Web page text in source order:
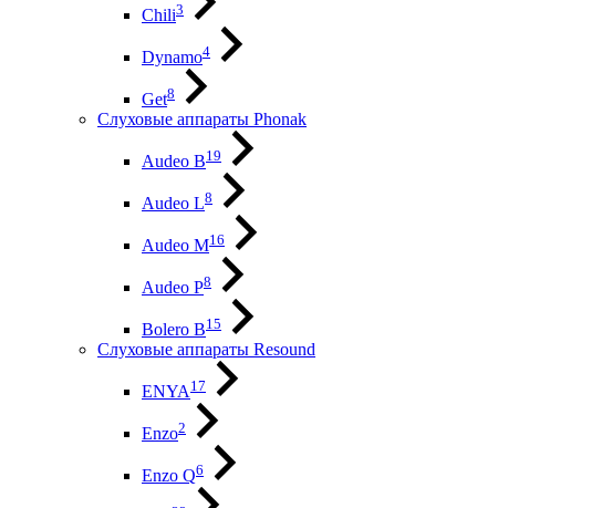
Chili3
Dynamo4
Get8
Слуховые аппараты Phonak
Audeo B19
Audeo L8
Audeo М16
Audeo P8
Bolero B15
Слуховые аппараты Resound
ENYA17
Enzo2
Enzo Q6